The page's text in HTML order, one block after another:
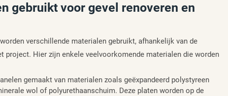
gebruikt voor gevel renoveren en
verschillende materialen gebruikt, afhankelijk van de
project. Hier zijn enkele veelvoorkomende materialen die worden
gemaakt van materialen zoals geëxpandeerd polystyreen
wol of polyurethaanschuim. Deze platen worden op de